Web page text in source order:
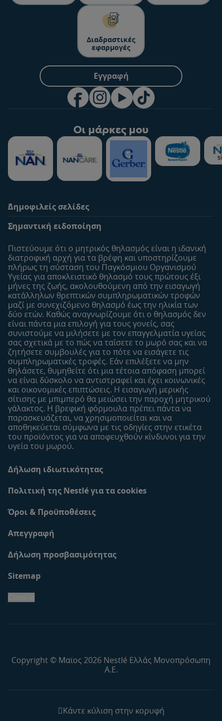
Διαδραστικές
εφαρμογές
Εγγραφή
Οι μάρκες μου
Δημοφιλείς σελίδες
Οι Ειδικοί μας
Συχνές ερωτήσεις
Αναζήτηση
Επικοινώνησε μαζί μας
Σχετικά με εμάς
Η σελίδα μου
Το προφίλ μου
Είσοδος/Εγγραφή
Προϊόντα
Εύρεση προϊόντος
Οι μάρκες μου
Εύρεση καταστήματος
Δείγματα
Σημαντική ειδοποίηση
Πιστεύουμε ότι ο μητρικός θηλασμός είναι η ιδανική
διατροφική αρχή για τα βρέφη και υποστηρίζουμε
πλήρως τη σύσταση του Παγκόσμιου Οργανισμού
Υγείας για αποκλειστικό θηλασμό τους πρώτους έξι
μήνες της ζωής, ακολουθούμενη από την εισαγωγή
κατάλληλων θρεπτικών συμπληρωματικών τροφών
μαζί με συνεχιζόμενο θηλασμό έως την ηλικία των
δύο ετών. Καθώς αναγνωρίζουμε ότι ο θηλασμός δεν
είναι πάντα μια επιλογή για τους γονείς, σας
συνιστούμε να μιλήσετε με τον επαγγελματία υγείας
σας σχετικά με το πώς να ταΐσετε το μωρό σας και να
ζητήσετε συμβουλές για το πότε να εισάγετε τις
συμπληρωματικές τροφές. Εάν επιλέξετε να μην
θηλάσετε, θυμηθείτε ότι μια τέτοια απόφαση μπορεί
να είναι δύσκολο να αντιστραφεί και έχει κοινωνικές
και οικονομικές επιπτώσεις. Η εισαγωγή μερικής
σίτισης με μπιμπερό θα μειώσει την παροχή μητρικού
γάλακτος. Η βρεφική φόρμουλα πρέπει πάντα να
παρασκευάζεται, να χρησιμοποιείται και να
αποθηκεύεται σύμφωνα με τις οδηγίες στην ετικέτα
του προϊόντος για να αποφευχθούν κίνδυνοι για την
υγεία του μωρού.
Δήλωση ιδιωτικότητας
Πολιτική της Nestlé για τα cookies
Όροι & Προϋποθέσεις
Απεγγραφή
Δήλωση προσβασιμότητας
Sitemap
Copyright © Μαϊος 2026 Nestlé Ελλάς Μονοπρόσωπη
Α.Ε.
Κάντε κύλιση στην κορυφή